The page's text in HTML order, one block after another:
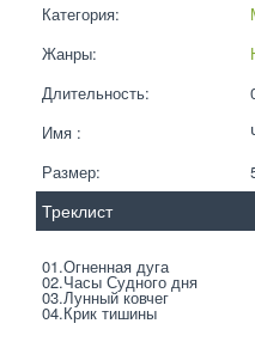
Категория:
Жанры:
Длительность:
Имя :
Размер:
Треклист
01.Огненная дуга
02.Часы Судного дня
03.Лунный ковчег
04.Крик тишины